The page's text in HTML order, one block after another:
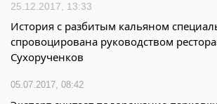
25.12.2017, 13:33
История с разбитым кальяном
спровоцирована руководством
Сухорученков
05.07.2017, 08:42